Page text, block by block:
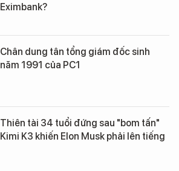
Eximbank?
Chân dung tân tổng giám đốc sinh
năm 1991 của PC1
Thiên tài 34 tuổi đứng sau "bom tấn"
Kimi K3 khiến Elon Musk phải lên tiếng